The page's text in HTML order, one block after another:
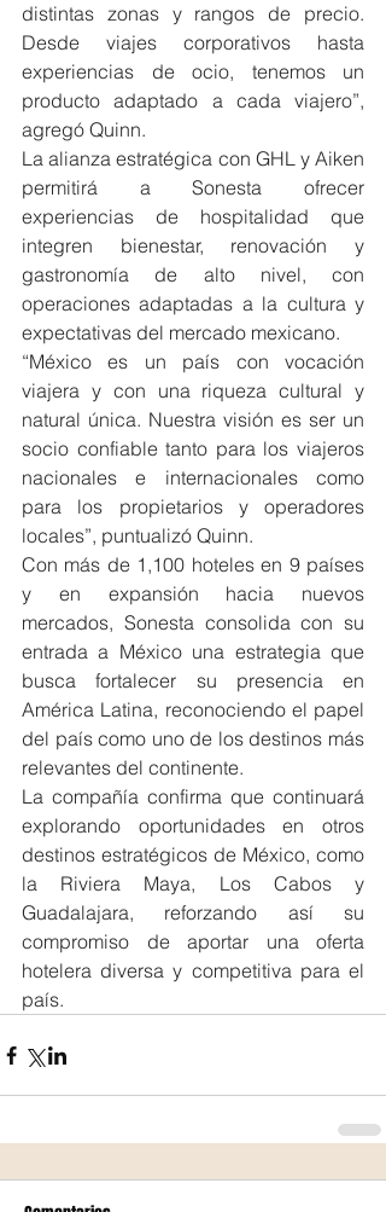
distintas zonas y rangos de precio.
Desde viajes corporativos hasta
experiencias de ocio, tenemos un
producto adaptado a cada viajero”,
agregó Quinn.
La alianza estratégica con GHL y Aiken
permitirá a Sonesta ofrecer
experiencias de hospitalidad que
integren bienestar, renovación y
gastronomía de alto nivel, con
operaciones adaptadas a la cultura y
expectativas del mercado mexicano.
“México es un país con vocación
viajera y con una riqueza cultural y
natural única. Nuestra visión es ser un
socio confiable tanto para los viajeros
nacionales e internacionales como
para los propietarios y operadores
locales”, puntualizó Quinn.
Con más de 1,100 hoteles en 9 países
y en expansión hacia nuevos
mercados, Sonesta consolida con su
entrada a México una estrategia que
busca fortalecer su presencia en
América Latina, reconociendo el papel
del país como uno de los destinos más
relevantes del continente.
La compañía confirma que continuará
explorando oportunidades en otros
destinos estratégicos de México, como
la Riviera Maya, Los Cabos y
Guadalajara, reforzando así su
compromiso de aportar una oferta
hotelera diversa y competitiva para el
país.